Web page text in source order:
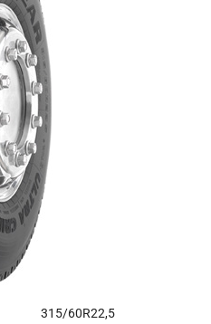
315/60R22,5